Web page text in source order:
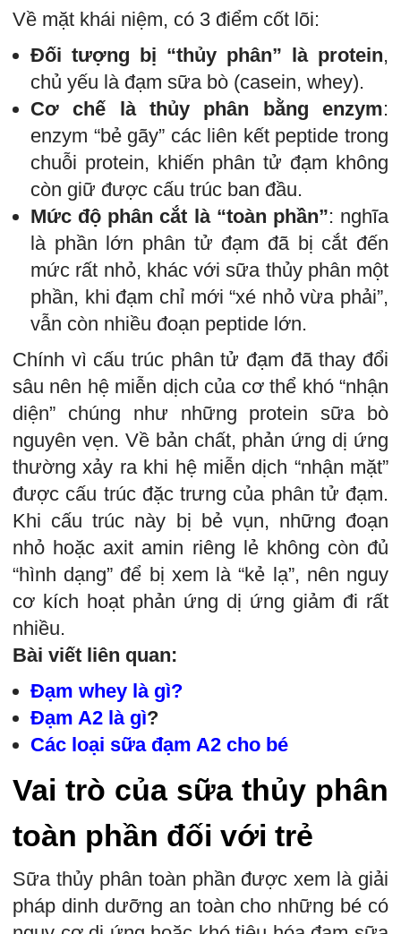
Về mặt khái niệm, có 3 điểm cốt lõi:
Đối tượng bị “thủy phân” là protein,
chủ yếu là đạm sữa bò (casein, whey).
Cơ chế là thủy phân bằng enzym:
enzym “bẻ gãy” các liên kết peptide trong
chuỗi protein, khiến phân tử đạm không
còn giữ được cấu trúc ban đầu.
Mức độ phân cắt là “toàn phần”: nghĩa
là phần lớn phân tử đạm đã bị cắt đến
mức rất nhỏ, khác với sữa thủy phân một
phần, khi đạm chỉ mới “xé nhỏ vừa phải”,
vẫn còn nhiều đoạn peptide lớn.
Chính vì cấu trúc phân tử đạm đã thay đổi
sâu nên hệ miễn dịch của cơ thể khó “nhận
diện” chúng như những protein sữa bò
nguyên vẹn. Về bản chất, phản ứng dị ứng
thường xảy ra khi hệ miễn dịch “nhận mặt”
được cấu trúc đặc trưng của phân tử đạm.
Khi cấu trúc này bị bẻ vụn, những đoạn
nhỏ hoặc axit amin riêng lẻ không còn đủ
“hình dạng” để bị xem là “kẻ lạ”, nên nguy
cơ kích hoạt phản ứng dị ứng giảm đi rất
nhiều.
Bài viết liên quan:
Đạm whey là gì?
Đạm A2 là gì?
Các loại sữa đạm A2 cho bé
Vai trò của sữa thủy phân
toàn phần đối với trẻ
Sữa thủy phân toàn phần được xem là giải
pháp dinh dưỡng an toàn cho những bé có